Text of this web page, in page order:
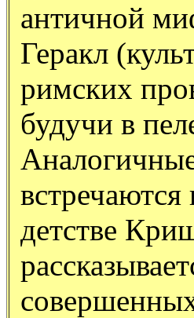
античной
Геракл
римских
будучи в
детстве